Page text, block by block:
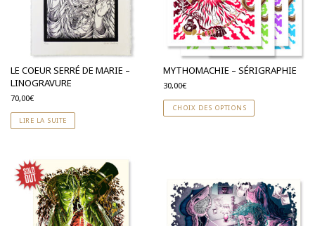
LE COEUR SERRÉ DE MARIE –
LINOGRAVURE
70,00€
LIRE LA SUITE
MYTHOMACHIE – SÉRIGRAPHIE
30,00€
CHOIX DES OPTIONS